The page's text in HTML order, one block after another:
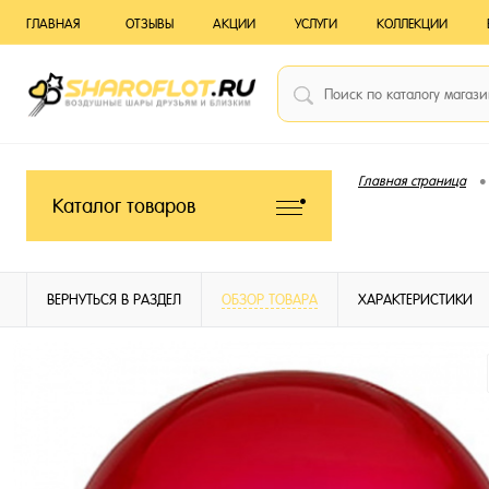
ГЛАВНАЯ ОТЗЫВЫ АКЦИИ УСЛУГИ КОЛЛЕКЦИИ
Каталог товаров
Главная страница •
ВЕРНУТЬСЯ В РАЗДЕЛ ОБЗОР ТОВАРА ХАРАКТЕРИСТИКИ